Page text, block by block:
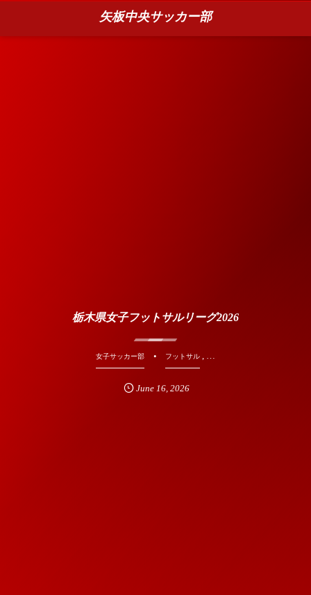
矢板中央サッカー部
栃木県女子フットサルリーグ2026
女子サッカー部 フットサル
June 16 ,2026